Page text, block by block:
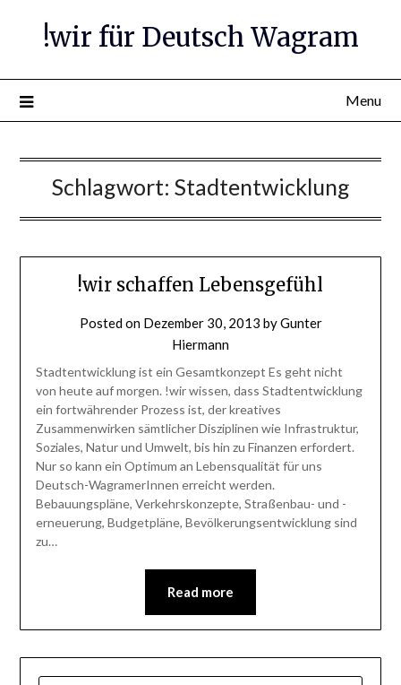
!wir für Deutsch Wagram
Menu
Schlagwort: Stadtentwicklung
!wir schaffen Lebensgefühl
Posted on Dezember 30, 2013 byGunter
Hiermann
Stadtentwicklung ist ein Gesamtkonzept Es geht nicht
von heute auf morgen. !wir wissen, dass Stadtentwicklung
ein fortwährender Prozess ist, der kreatives
Zusammenwirken sämtlicher Disziplinen wie Infrastruktur,
Soziales, Natur und Umwelt, bis hin zu Finanzen erfordert.
Nur so kann ein Optimum an Lebensqualität für uns
Deutsch-WagramerInnen erreicht werden.
Bebauungspläne, Verkehrskonzepte, Straßenbau- und -
erneuerung, Budgetpläne, Bevölkerungsentwicklung sind
zu…
Read more